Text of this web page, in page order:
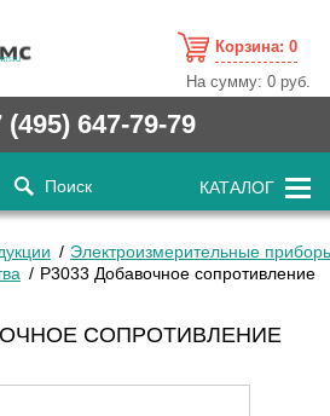
Корзина: 0
На сумму:0 руб.
(495) 647-79-79
Поиск КАТАЛОГ
Электроизмерительные
Р3033 Добавочное сопротивление
СОПРОТИВЛЕНИЕ